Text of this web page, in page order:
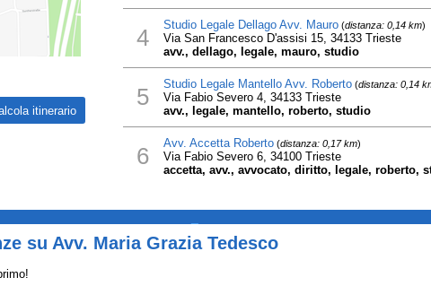
4 Studio Legale Dellago Avv. Mauro(distanza: 0,14 km)
Via San Francesco D'assisi 15, 34133 Trieste
avv., dellago, legale, mauro, studio
5 Studio Legale Mantello Avv. Roberto(distanza: 0,14
Via Fabio Severo 4, 34133 Trieste
avv., legale, mantello, roberto, studio
6 Avv. Accetta Roberto(distanza: 0,17 km)
Via Fabio Severo 6, 34100 Trieste
accetta, avv., avvocato, diritto, legale, roberto,
su Avv. Maria Grazia Tedesco